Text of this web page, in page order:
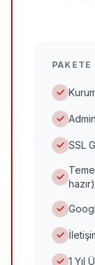
PAKETE
SSL
hazır)
1 Yıl